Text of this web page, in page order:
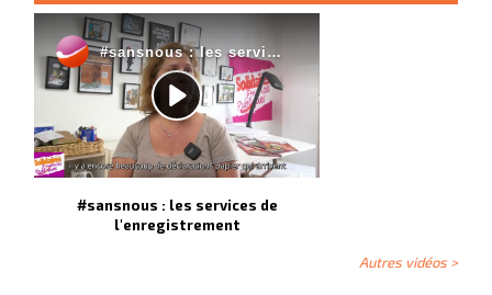
#sansnous : les services de
l'enregistrement
Autres vidéos >